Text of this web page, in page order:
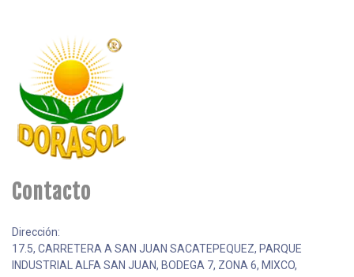
Contacto
Dirección:
17.5, CARRETERA A SAN JUAN SACATEPEQUEZ, PARQUE
INDUSTRIAL ALFA SAN JUAN, BODEGA 7, ZONA 6, MIXCO,